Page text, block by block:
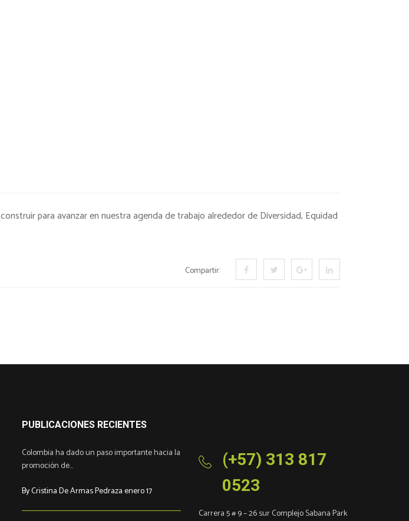
para avanzar en nuestra agenda de trabajo alrededor de Diversidad, Equidad
Compartir:
PUBLICACIONES RECIENTES
Colombia ha dado un paso importante hacia la
promoción de...
By Cristina De Armas Pedraza enero 17
(+57) 313 817
0523
Carrera 5 # 9 – 26 sur Complejo Sabana Park